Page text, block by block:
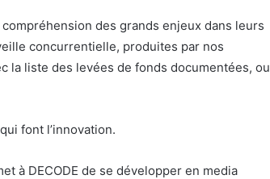
des grands enjeux dans leurs
concurrentielle, produites par nos
la liste des levées de fonds documentées, ou
font l’innovation.
à DECODE de se développer en media